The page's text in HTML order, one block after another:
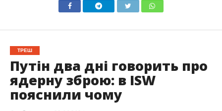
ТРЕШ
Путін два дні говорить про
ядерну зброю: в ISW
пояснили чому